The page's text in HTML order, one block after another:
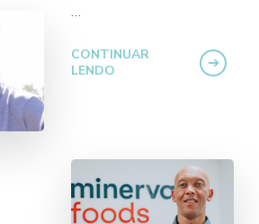
…
CONTINUAR
LENDO